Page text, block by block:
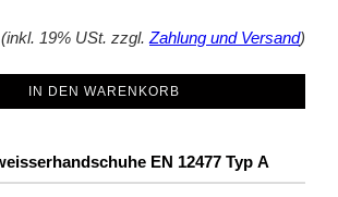
(inkl. 19% USt. zzgl. Zahlung und Versand)
IN DEN WARENKORB
EN 12477 Typ A